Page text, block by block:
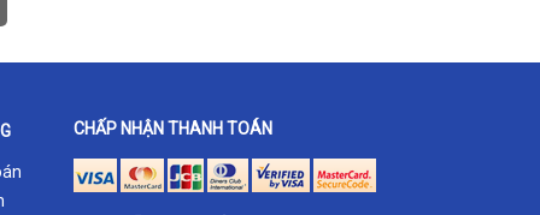
CHẤP NHẬN THANH TOÁN